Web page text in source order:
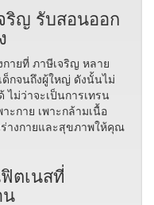
ริญ รับสอนออก
กายที่ ภาษีเจริญ หลาย
กจนถึงผู้ใหญ่ ดังนั้นไม่
ไม่ว่าจะเป็นการเทรน
ะกาย เพาะกล้ามเนื้อ
ร่างกายและสุขภาพให้คุณ
ตเนสที่